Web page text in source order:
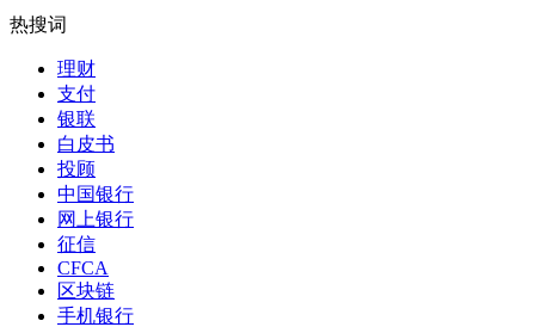
热搜词
理财
支付
银联
白皮书
投顾
中国银行
网上银行
征信
CFCA
区块链
手机银行